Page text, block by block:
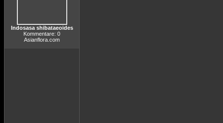
Indosasa shibataeoides
Kommentare: 0
Asianflora.com